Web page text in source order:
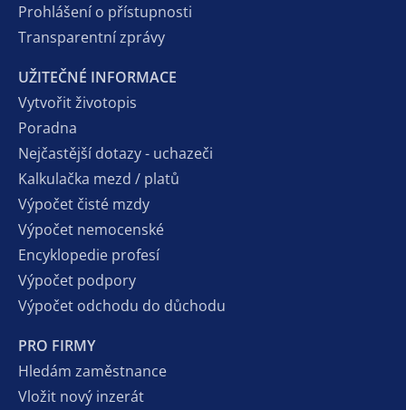
Prohlášení o přístupnosti
Transparentní zprávy
UŽITEČNÉ INFORMACE
Vytvořit životopis
Poradna
Nejčastější dotazy - uchazeči
Kalkulačka mezd / platů
Výpočet čisté mzdy
Výpočet nemocenské
Encyklopedie profesí
Výpočet podpory
Výpočet odchodu do důchodu
PRO FIRMY
Hledám zaměstnance
Vložit nový inzerát